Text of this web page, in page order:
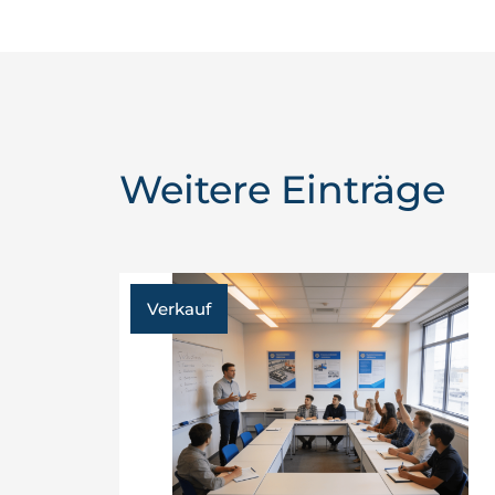
Weitere Einträge
Verkauf